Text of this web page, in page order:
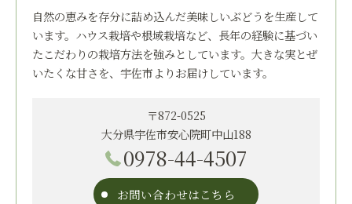
自然の恵みを存分に詰め込んだ美味しいぶどうを生産して
います。ハウス栽培や根域栽培など、長年の経験に基づい
たこだわりの栽培方法を強みとしています。大きな実とぜ
いたくな甘さを、宇佐市よりお届けしています。
〒872-0525
大分県宇佐市安心院町中山188
0978-44-4507
お問い合わせはこちら